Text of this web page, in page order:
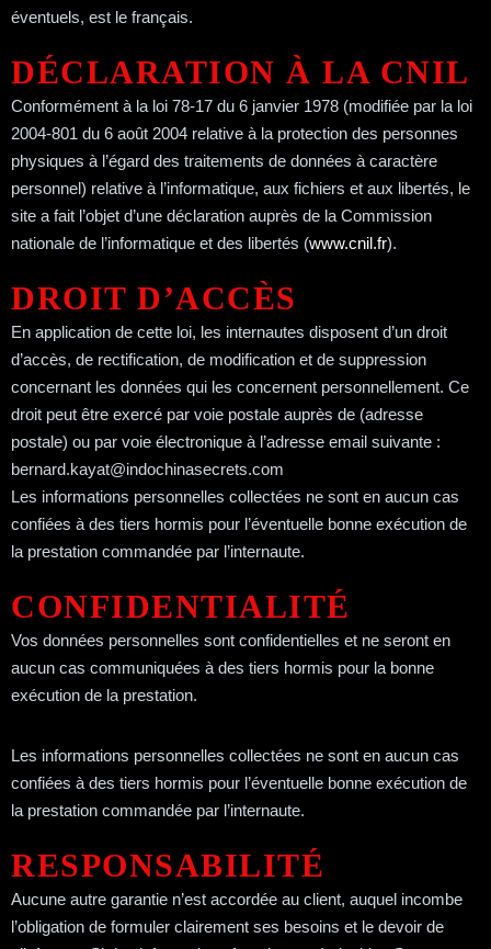
éventuels, est le français.
DÉCLARATION À LA CNIL
Conformément à la loi 78-17 du 6 janvier 1978 (modifiée par la loi
2004-801 du 6 août 2004 relative à la protection des personnes
physiques à l’égard des traitements de données à caractère
personnel) relative à l’informatique, aux fichiers et aux libertés, le
site a fait l’objet d’une déclaration auprès de la Commission
nationale de l’informatique et des libertés (www.cnil.fr).
DROIT D’ACCÈS
En application de cette loi, les internautes disposent d’un droit
d’accès, de rectification, de modification et de suppression
concernant les données qui les concernent personnellement. Ce
droit peut être exercé par voie postale auprès de (adresse
postale) ou par voie électronique à l’adresse email suivante :
bernard.kayat@indochinasecrets.com
Les informations personnelles collectées ne sont en aucun cas
confiées à des tiers hormis pour l’éventuelle bonne exécution de
la prestation commandée par l’internaute.
CONFIDENTIALITÉ
Vos données personnelles sont confidentielles et ne seront en
aucun cas communiquées à des tiers hormis pour la bonne
exécution de la prestation.
Les informations personnelles collectées ne sont en aucun cas
confiées à des tiers hormis pour l’éventuelle bonne exécution de
la prestation commandée par l’internaute.
RESPONSABILITÉ
Aucune autre garantie n’est accordée au client, auquel incombe
l’obligation de formuler clairement ses besoins et le devoir de